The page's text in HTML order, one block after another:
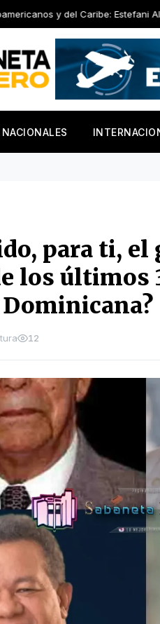
del Caribe: Estefani Almánzar
NACIONALES
para ti,
los últimos
12